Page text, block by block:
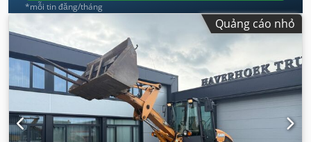
*mỗi tin đăng/tháng
Quảng cáo nhỏ